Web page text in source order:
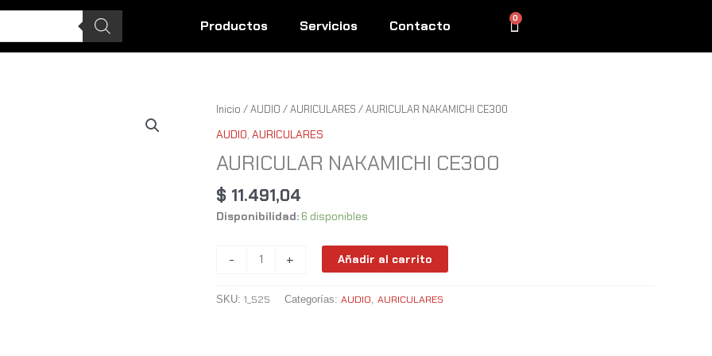
Productos Servicios Contacto 0
Cart
Inicio /AUDIO /AURICULARES / AURICULAR NAKAMICHI CE300
AUDIO, AURICULARES
AURICULAR NAKAMICHI CE300
$ 11.491,04
Disponibilidad: 6 disponibles
-
AURICULAR
CE300
cantidad
+ Añadir al carrito
SKU: 1_525 Categorías: AUDIO, AURICULARES